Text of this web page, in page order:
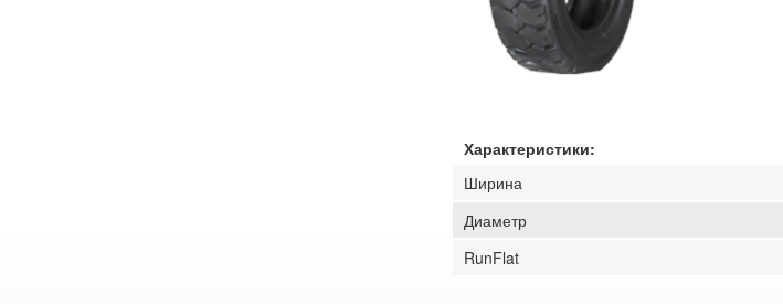
Характеристики:
Ширина
Диаметр
RunFlat